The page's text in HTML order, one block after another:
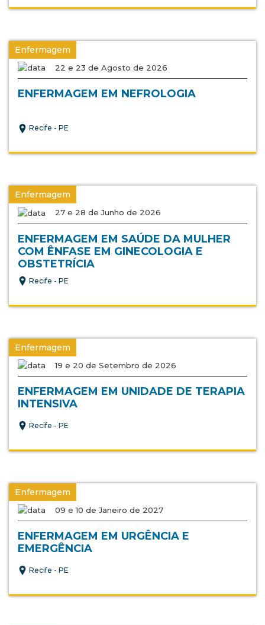
Enfermagem
22 e 23 de Agosto de 2026
ENFERMAGEM EM NEFROLOGIA
Recife - PE
Enfermagem
27 e 28 de Junho de 2026
ENFERMAGEM EM SAÚDE DA MULHER
COM ÊNFASE EM GINECOLOGIA E
OBSTETRÍCIA
Recife - PE
Enfermagem
19 e 20 de Setembro de 2026
ENFERMAGEM EM UNIDADE DE TERAPIA
INTENSIVA
Recife - PE
Enfermagem
09 e 10 de Janeiro de 2027
ENFERMAGEM EM URGÊNCIA E
EMERGÊNCIA
Recife - PE